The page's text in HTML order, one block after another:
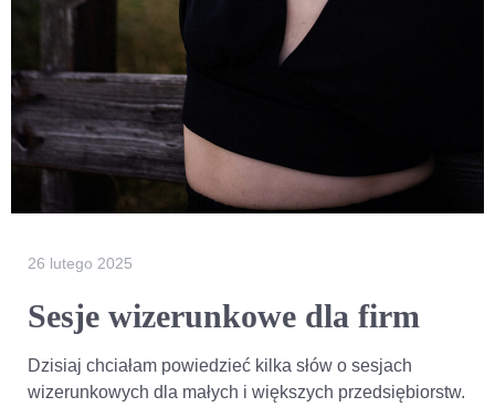
26 lutego 2025
Sesje wizerunkowe dla firm
Dzisiaj chciałam powiedzieć kilka słów o sesjach
wizerunkowych dla małych i większych przedsiębiorstw.